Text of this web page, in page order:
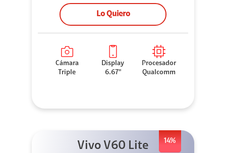
Lo Quiero
Cámara
Triple
Display
6.67"
Procesador
Qualcomm
14%
Vivo V60 Lite